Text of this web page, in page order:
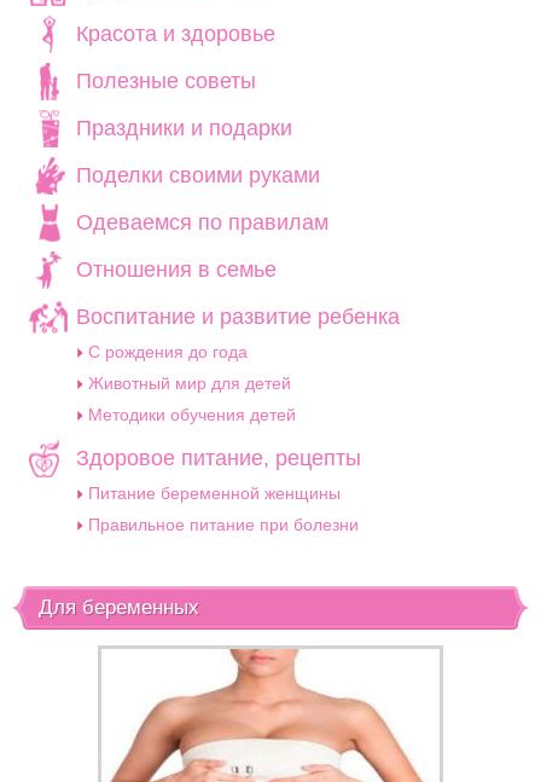
Красота и здоровье
Полезные советы
Праздники и подарки
Поделки своими руками
Одеваемся по правилам
Отношения в семье
Воспитание и развитие ребенка
C рождения до года
Животный мир для детей
Методики обучения детей
Здоровое питание, рецепты
Питание беременной женщины
Правильное питание при болезни
Для беременных